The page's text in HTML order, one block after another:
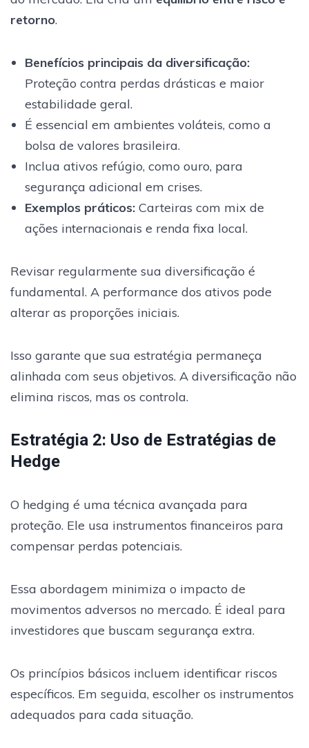
retorno.
Benefícios principais da diversificação:
Proteção contra perdas drásticas e maior
estabilidade geral.
É essencial em ambientes voláteis, como a
bolsa de valores brasileira.
Inclua ativos refúgio, como ouro, para
segurança adicional em crises.
Exemplos práticos:Carteiras com mix de
ações internacionais e renda fixa local.
Revisar regularmente sua diversificação é
fundamental. A performance dos ativos pode
alterar as proporções iniciais.
Isso garante que sua estratégia permaneça
alinhada com seus objetivos. A diversificação não
elimina riscos, mas os controla.
Estratégia 2: Uso de Estratégias de
Hedge
O hedging é uma técnica avançada para
proteção. Ele usa instrumentos financeiros para
compensar perdas potenciais.
Essa abordagem minimiza o impacto de
movimentos adversos no mercado. É ideal para
investidores que buscam segurança extra.
Os princípios básicos incluem identificar riscos
específicos. Em seguida, escolher os instrumentos
adequados para cada situação.